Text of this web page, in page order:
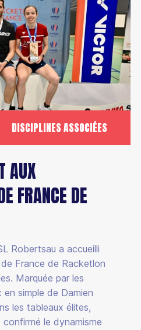
DISCIPLINES ASSOCIÉES
AUX
FRANCE DE
Robertsau a accueilli
France de Racketlon
Marquée par les
simple de Damien
les tableaux élites,
le dynamisme